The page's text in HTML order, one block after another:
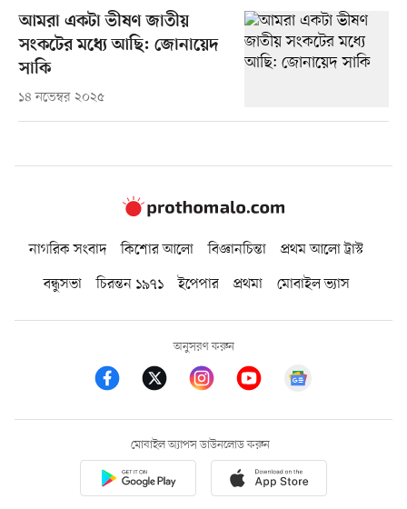
আমরা একটা ভীষণ জাতীয়
সংকটের মধ্যে আছি: জোনায়েদ
সাকি
১৪ নভেম্বর ২০২৫
নাগরিক সংবাদ কিশোর আলো বিজ্ঞানচিন্তা
প্রথম আলো ট্রাস্ট
বন্ধুসভা
চিরন্তন ১৯৭১ ইপেপার প্রথমা মোবাইল ভ্যাস
অনুসরণ করুন
মোবাইল অ্যাপস ডাউনলোড করুন